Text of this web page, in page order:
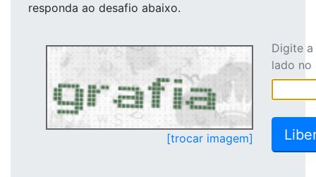
responda ao desafio abaixo.
[trocar imagem]
Digite
lado no